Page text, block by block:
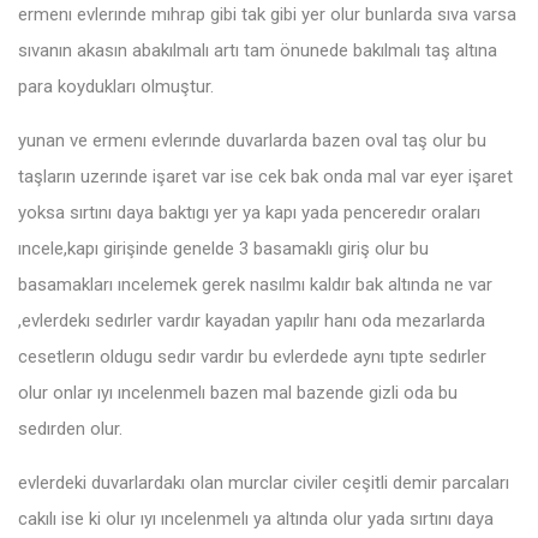
ermenı evlerınde mıhrap gibi tak gibi yer olur bunlarda sıva varsa
sıvanın akasın abakılmalı artı tam önunede bakılmalı taş altına
para koydukları olmuştur.
yunan ve ermenı evlerınde duvarlarda bazen oval taş olur bu
taşların uzerınde işaret var ise cek bak onda mal var eyer işaret
yoksa sırtını daya baktıgı yer ya kapı yada penceredır oraları
ıncele,kapı girişinde genelde 3 basamaklı giriş olur bu
basamakları ıncelemek gerek nasılmı kaldır bak altında ne var
,evlerdekı sedırler vardır kayadan yapılır hanı oda mezarlarda
cesetlerın oldugu sedır vardır bu evlerdede aynı tıpte sedırler
olur onlar ıyı ıncelenmelı bazen mal bazende gizli oda bu
sedırden olur.
evlerdeki duvarlardakı olan murclar civiler ceşitli demir parcaları
cakılı ise ki olur ıyı ıncelenmelı ya altında olur yada sırtını daya